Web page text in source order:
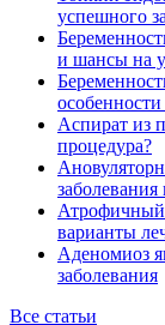
успешного
и шансы на
Аспират из
процедура?
заболевания
варианты
Аденомиоз
заболевания
Все статьи